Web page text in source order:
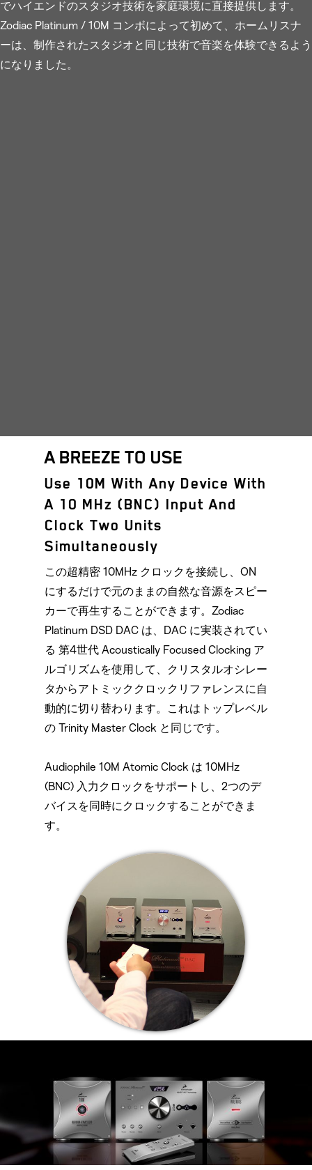
でハイエンドのスタジオ技術を家庭環境に直接提供します。
Zodiac Platinum / 10M コンボによって初めて、ホームリスナ
ーは、制作されたスタジオと同じ技術で音楽を体験できるよう
になりました。
A BREEZE TO USE
Use 10M With Any Device With
A 10 MHz (BNC) Input And
Clock Two Units
Simultaneously
この超精密 10MHz クロックを接続し、ON
にするだけで元のままの自然な音源をスピー
カーで再生することができます。Zodiac
Platinum DSD DAC は、DAC に実装されてい
る 第4世代 Acoustically Focused Clocking ア
ルゴリズムを使用して、クリスタルオシレー
タからアトミッククロックリファレンスに自
動的に切り替わります。これはトップレベル
の Trinity Master Clock と同じです。
Audiophile 10M Atomic Clock は 10MHz
(BNC) 入力クロックをサポートし、2つのデ
バイスを同時にクロックすることができま
す。